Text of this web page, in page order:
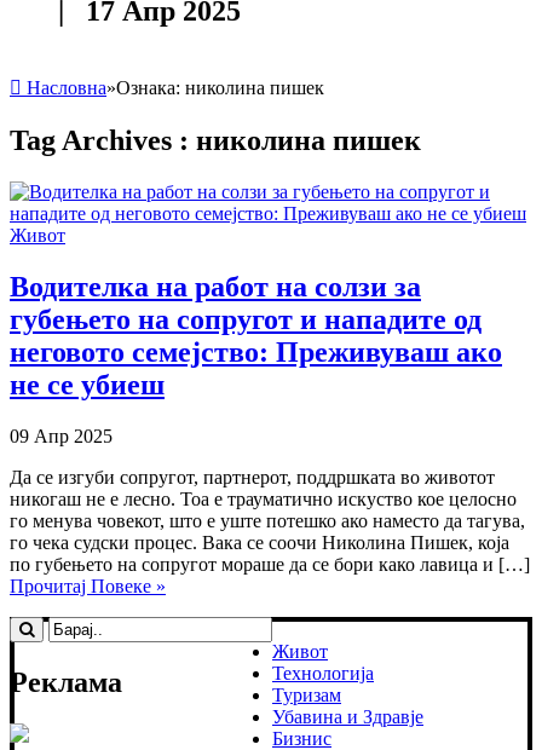
| 17 Апр 2025
Насловна»Ознака: николина пишек
Tag Archives : николина пишек
Живот
Водителка на работ на солзи за
губењето на сопругот и нападите од
неговото семејство: Преживуваш ако
не се убиеш
09 Апр 2025
Да се ​​изгуби сопругот, партнерот, поддршката во животот
никогаш не е лесно. Тоа е трауматично искуство кое целосно
го менува човекот, што е уште потешко ако наместо да тагува,
го чека судски процес. Вака се соочи Николина Пишек, која
по губењето на сопругот мораше да се бори како лавица и […]
Прочитај Повеке »
Реклама
Живот
Технологија
Туризам
Убавина и Здравје
Бизнис